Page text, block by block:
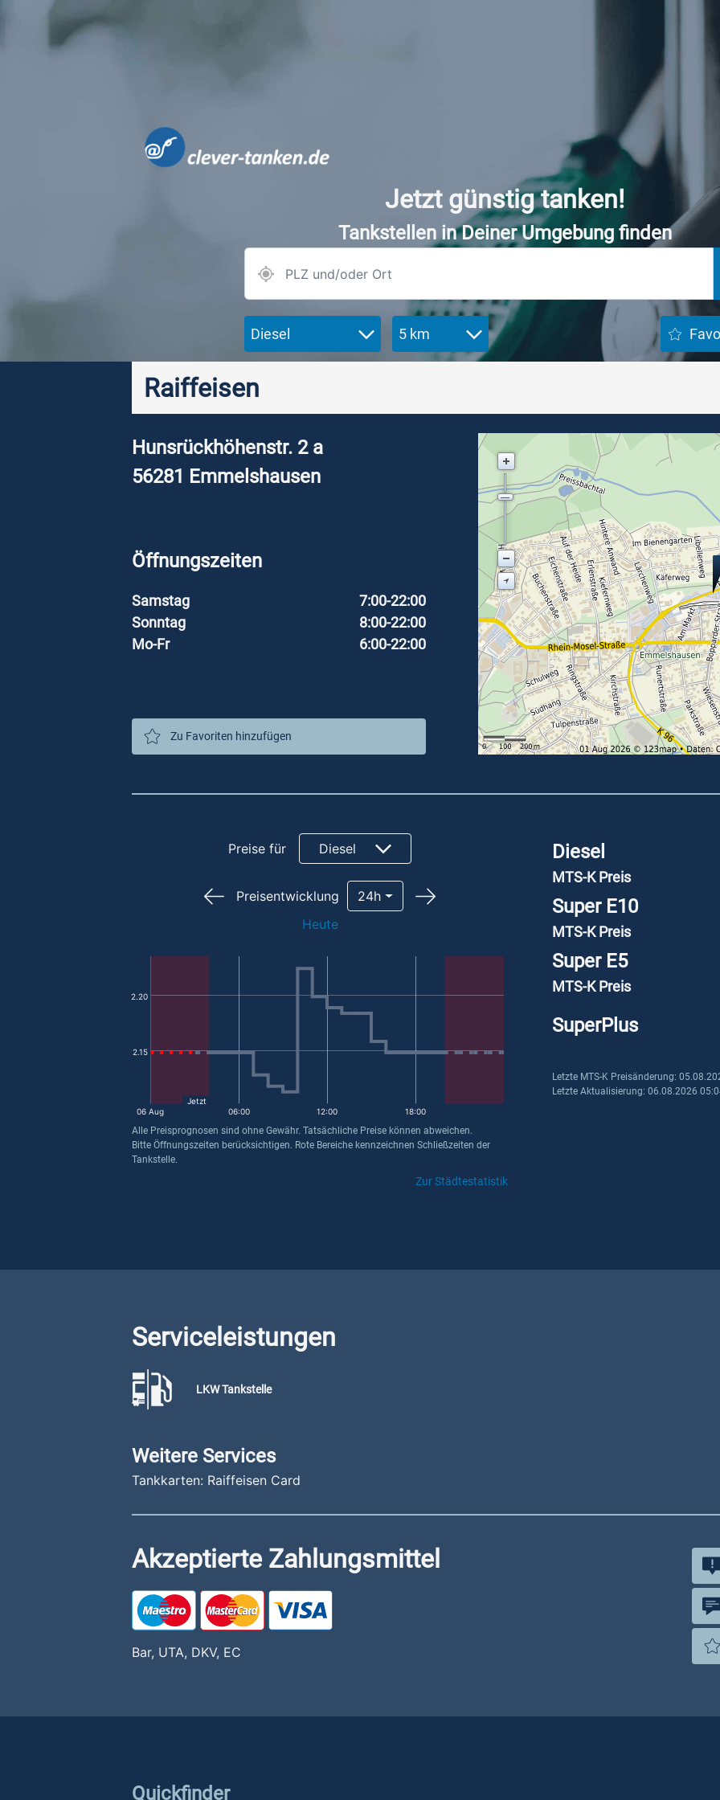
Jetzt günstig tanken!
Tankstellen in Deiner Umgebung finden
Diesel 5 km
Raiffeisen
Hunsrückhöhenstr. 2 a
56281 Emmelshausen
Öffnungszeiten
Samstag
7:00-22:00
Sonntag
8:00-22:00
Mo-Fr
6:00-22:00
Zu Favoriten hinzufügen
Diesel
MTS-K Preis
Super E10
MTS-K Preis
Super E5
MTS-K Preis
SuperPlus
Letzte MTS-K Preisänderung:
Letzte Aktualisierung: 06.08.2026
Preise für Diesel
Preisentwicklung
24h
Heute
2.15
2.20
06 Aug 06:00 12:00 18:00
Jetzt
Alle Preisprognosen sind ohne Gewähr. Tatsächliche Preise können abweichen.
Bitte Öffnungszeiten berücksichtigen. Rote Bereiche kennzeichnen Schließzeiten der
Tankstelle.
Zur Städtestatistik
Serviceleistungen
LKW Tankstelle
Weitere Services
Tankkarten: Raiffeisen Card
Akzeptierte Zahlungsmittel
Bar, UTA, DKV, EC
Quickfinder